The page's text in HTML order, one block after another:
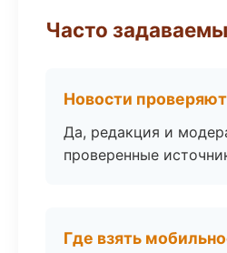
Часто
Новости
Да, редакция и
проверенные
Где взять